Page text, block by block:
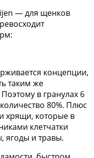
— для щенков
концепции,
таким же
в гранулах 6
80%. Плюс
хрящи, которые в
клетчатки
ягоды и травы.